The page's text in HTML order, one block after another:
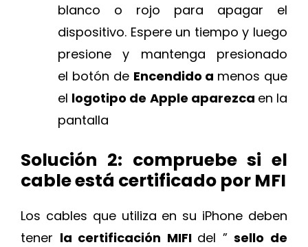
blanco o rojo para apagar el
dispositivo. Espere un tiempo y luego
presione y mantenga presionado
el botón de Encendido a menos que
el logotipo de Apple aparezca en la
pantalla
Solución 2: compruebe si el
cable está certificado por MFI
Los cables que utiliza en su iPhone deben
tener la certificación MIFI del ”sello de